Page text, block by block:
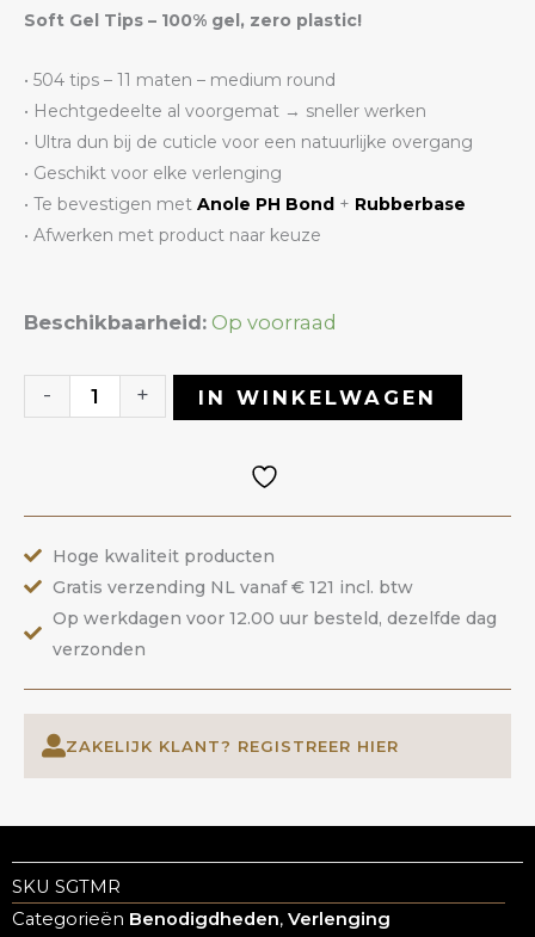
Soft Gel Tips – 100% gel, zero plastic!
• 504 tips – 11 maten – medium round
• Hechtgedeelte al voorgemat → sneller werken
• Ultra dun bij de cuticle voor een natuurlijke overgang
• Geschikt voor elke verlenging
• Te bevestigen met Anole PH Bond + Rubberbase
• Afwerken met product naar keuze
Beschikbaarheid: Op voorraad
-
Soft
Tips
aantal
+ IN WINKELWAGEN
Hoge kwaliteit producten
Gratis verzending NL vanaf € 121 incl. btw
Op werkdagen voor 12.00 uur besteld, dezelfde dag
verzonden
ZAKELIJK KLANT? REGISTREER HIER
SKU SGTMR
Categorieën Benodigdheden, Verlenging